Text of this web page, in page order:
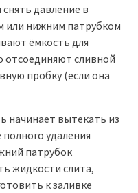
давление в
или нижним патрубком
ёмкость для
отсоединяют сливной
пробку (если она
начинает вытекать из
удаления
патрубок
жидкости слита,
к заливке